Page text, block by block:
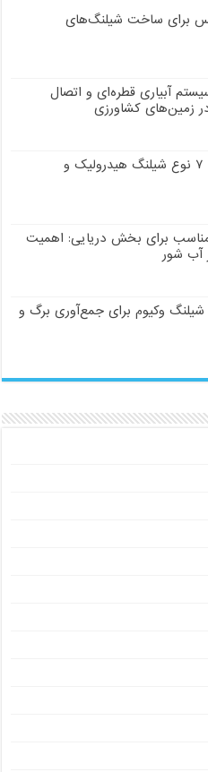
برای ساخت شیلنگ‌های
آبیاری قطره‌ای و اتصال
در زمین‌های کشاورزی
عنوان: آشنایی با ۷ نوع شیلنگ هیدرولیک و
برای بخش دریایی: اهمیت
آب شور
شیلنگ وکیوم برای جمع‌آوری برگ و